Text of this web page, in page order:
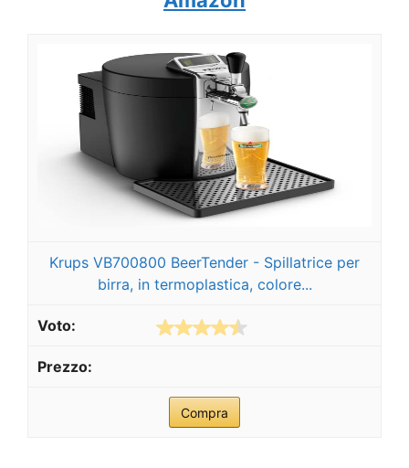
Krups VB700800 BeerTender - Spillatrice per
birra, in termoplastica, colore...
Compra